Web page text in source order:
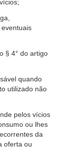
§ 4° do artigo
quando
utilizado não
pelos vícios
ou lhes
da
oferta ou